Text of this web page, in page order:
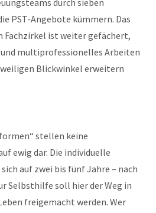
PST-Angebote kümmern. Das
Fachzirkel ist weiter gefächert,
multiprofessionelles Arbeiten
Blickwinkel erweitern
stellen keine
ewig dar. Die individuelle
auf zwei bis fünf Jahre – nach
Selbsthilfe soll hier der Weg in
freigemacht werden. Wer